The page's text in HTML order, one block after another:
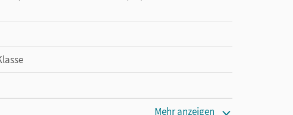
Mehr anzeigen